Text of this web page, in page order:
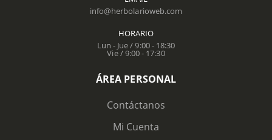
info@herbolarioweb.com
HORARIO
Lun - Jue / 9:00 - 18:30
Vie / 9:00 - 17:30
ÁREA PERSONAL
Contáctanos
Mi Cuenta